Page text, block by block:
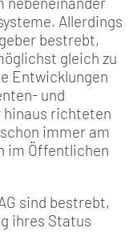
Allerdings
bestrebt,
gleich zu
Entwicklungen
und
richteten
immer am
im Öffentlichen
sind bestrebt,
ihres Status